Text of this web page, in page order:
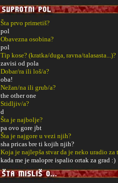
Šta prvo primetiš?
pol
Obavezna osobina?
pol
Tip kose? (kratka/duga, ravna/talasasta...)?
zavisi od pola
Dobar/ra ili loš/a?
oba!
Nežan/na ili grub/a?
the other one
Stidljiv/a?
d
Šta je najbolje?
pa ovo gore jbt
Šta je najgore u vezi njih?
sha pricas bre ti kojih njih?
Koja je najlepša stvar da je neko uradio za
kada me je malopre ispalio ortak za grad :)